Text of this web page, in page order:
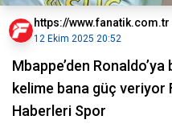
https://www.fanatik.com.tr
12 Ekim 2025 20:52
Mbappe’den
kelime bana güç veriyor
Haberleri Spor